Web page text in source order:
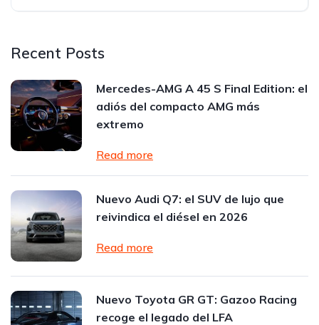
Recent Posts
Mercedes-AMG A 45 S Final Edition: el
adiós del compacto AMG más
extremo
Read more
Nuevo Audi Q7: el SUV de lujo que
reivindica el diésel en 2026
Read more
Nuevo Toyota GR GT: Gazoo Racing
recoge el legado del LFA